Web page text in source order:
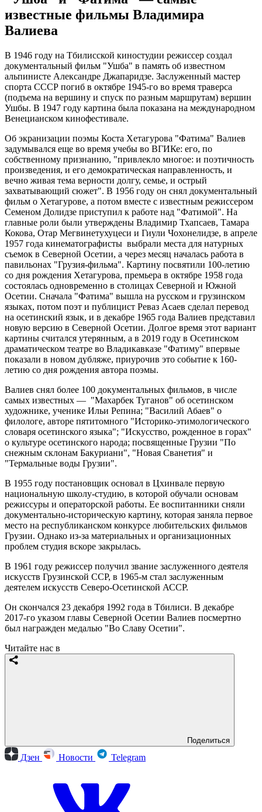
известные фильмы Владимира
Валиева
В 1946 году на Тбилисской киностудии режиссер создал
документальный фильм "Ушба" в память об известном
альпинисте Александре Джапаридзе. Заслуженный мастер
спорта СССР погиб в октябре 1945-го во время траверса
(подъема на вершину и спуск по разным маршрутам) вершин
Ушбы. В 1947 году картина была показана на международном
Венецианском кинофестивале.
Об экранизации поэмы Коста Хетагурова "Фатима" Валиев
задумывался еще во время учебы во ВГИКе: его, по
собственному признанию, "привлекло многое: и поэтичность
произведения, и его демократическая направленность, и
вечно живая тема верности долгу, семье, и острый
захватывающий сюжет". В 1956 году он снял документальный
фильм о Хетагурове, а потом вместе с известным режиссером
Семеном Долидзе приступил к работе над "Фатимой". На
главные роли были утверждены Владимир Тхапсаев, Тамара
Кокова, Отар Мегвинетухуцеси и Гиули Чохонелидзе, в апреле
1957 года кинематографисты выбрали места для натурных
съемок в Северной Осетии, а через месяц началась работа в
павильонах "Грузия-фильма". Картину посвятили 100-летию
со дня рождения Хетагурова, премьера в октябре 1958 года
состоялась одновременно в столицах Северной и Южной
Осетии. Сначала "Фатима" вышла на русском и грузинском
языках, потом поэт и публицист Реваз Асаев сделал перевод
на осетинский язык, и в декабре 1965 года Валиев представил
новую версию в Северной Осетии. Долгое время этот вариант
картины считался утерянным, а в 2019 году в Осетинском
драматическом театре во Владикавказе "Фатиму" впервые
показали в новом дубляже, приурочив это событие к 160-
летию со дня рождения автора поэмы.
Валиев снял более 100 документальных фильмов, в числе
самых известных — "Махарбек Туганов" об осетинском
художнике, ученике Ильи Репина; "Василий Абаев" о
филологе, авторе пятитомного "Историко-этимологического
словаря осетинского языка"; "Искусство, рожденное в горах"
о культуре осетинского народа; посвященные Грузии "По
снежным склонам Бакуриани", "Новая Сванетия" и
"Термальные воды Грузии".
В 1955 году постановщик основал в Цхинвале первую
национальную школу-студию, в которой обучали основам
режиссуры и операторской работы. Ее воспитанники сняли
документально-историческую картину, которая заняла первое
место на республиканском конкурсе любительских фильмов
Грузии. Однако из-за материальных и организационных
проблем студия вскоре закрылась.
В 1961 году режиссер получил звание заслуженного деятеля
искусств Грузинской ССР, в 1965-м стал заслуженным
деятелем искусств Северо-Осетинской АССР.
Он скончался 23 декабря 1992 года в Тбилиси. В декабре
2017-го указом главы Северной Осетии Валиев посмертно
был награжден медалью "Во Славу Осетии".
Читайте нас в
Поделиться
Дзен Новости Telegram